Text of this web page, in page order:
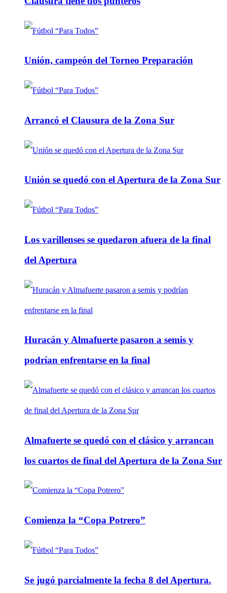
Unión, campeón del Torneo Preparación
Arrancó el Clausura de la Zona Sur
Unión se quedó con el Apertura de la Zona Sur
Los varillenses se quedaron afuera de la final
del Apertura
Huracán y Almafuerte pasaron a semis y
podrían enfrentarse en la final
Almafuerte se quedó con el clásico y arrancan
los cuartos de final del Apertura de la Zona Sur
Comienza la “Copa Potrero”
Se jugó parcialmente la fecha 8 del Apertura.